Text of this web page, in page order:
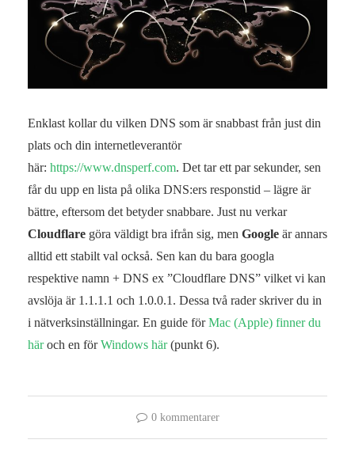
Enklast kollar du vilken DNS som är snabbast från just din
plats och din internetleverantör
här: https://www.dnsperf.com. Det tar ett par sekunder, sen
får du upp en lista på olika DNS:ers responstid – lägre är
bättre, eftersom det betyder snabbare. Just nu verkar
Cloudflare göra väldigt bra ifrån sig, men Google är annars
alltid ett stabilt val också. Sen kan du bara googla
respektive namn + DNS ex ”Cloudflare DNS” vilket vi kan
avslöja är 1.1.1.1 och 1.0.0.1. Dessa två rader skriver du in
i nätverksinställningar. En guide förMac (Apple) finner du
häroch en förWindows här(punkt 6).
0 kommentarer